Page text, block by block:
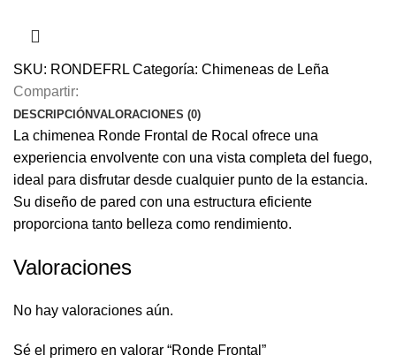
SKU: RONDEFRL Categoría: Chimeneas de Leña
Compartir:
DESCRIPCIÓNVALORACIONES (0)
La chimenea Ronde Frontal de Rocal ofrece una
experiencia envolvente con una vista completa del fuego,
ideal para disfrutar desde cualquier punto de la estancia.
Su diseño de pared con una estructura eficiente
proporciona tanto belleza como rendimiento.
Valoraciones
No hay valoraciones aún.
Sé el primero en valorar “Ronde Frontal”